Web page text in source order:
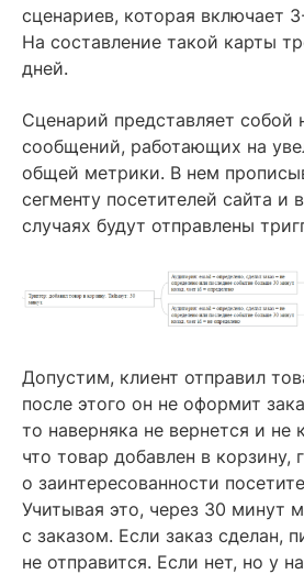
сценариев, которая включает
На составление такой карты
дней.
Сценарий представляет собой
сообщений, работающих на
общей метрики. В нем
сегменту посетителей сайта и
случаях будут отправлены
Допустим, клиент отправил
после этого он не оформит
то наверняка не вернется и не
что товар добавлен в корзину,
о заинтересованности
Учитывая это, через 30 минут
с заказом. Если заказ сделан,
не отправится. Если нет, но у